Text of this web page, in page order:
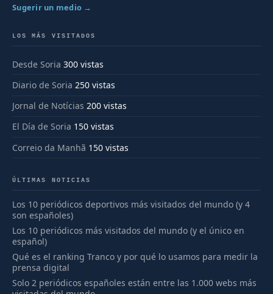
Sugerir un medio →
LOS MÁS VISITADOS
Desde Soria 300 vistas
Diario de Soria 250 vistas
Jornal de Notícias 200 vistas
El Día de Soria 150 vistas
Correio da Manhã 150 vistas
ÚLTIMAS NOTICIAS
Los 10 periódicos deportivos más visitados del mundo (y 4
son españoles)
Los 10 periódicos más visitados del mundo (y el único en
español)
Qué es el ranking Tranco y por qué lo usamos para medir la
prensa digital
Solo 2 periódicos españoles están entre las 1.000 webs más